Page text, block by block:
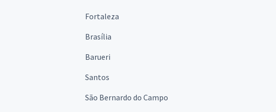
Fortaleza
Brasília
Barueri
Santos
São Bernardo do Campo